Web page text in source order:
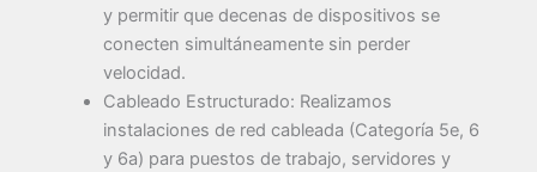
y permitir que decenas de dispositivos se
conecten simultáneamente sin perder
velocidad.
Cableado Estructurado: Realizamos
instalaciones de red cableada (Categoría 5e, 6
y 6a) para puestos de trabajo, servidores y